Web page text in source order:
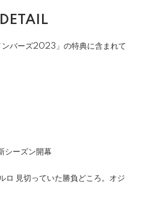
DETAIL
ンバーズ2023」の特典に含まれて
シーズン開幕
ロ 見切っていた勝負どころ。オジ